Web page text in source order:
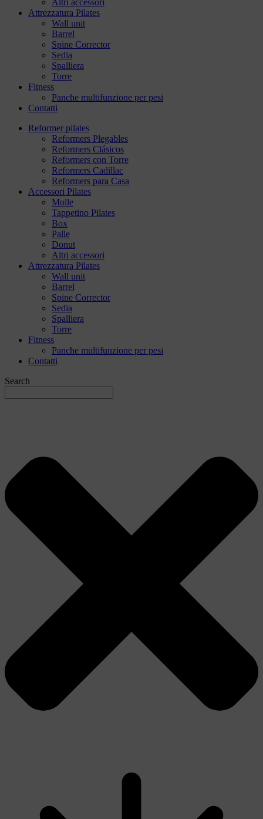
Altri accessori
Attrezzatura Pilates
Wall unit
Barrel
Spine Corrector
Sedia
Spalliera
Torre
Fitness
Panche multifunzione per pesi
Contatti
Reformer pilates
Reformers Plegables
Reformers Clásicos
Reformers con Torre
Reformers Cadillac
Reformers para Casa
Accessori Pilates
Molle
Tappetino Pilates
Box
Palle
Donut
Altri accessori
Attrezzatura Pilates
Wall unit
Barrel
Spine Corrector
Sedia
Spalliera
Torre
Fitness
Panche multifunzione per pesi
Contatti
Search